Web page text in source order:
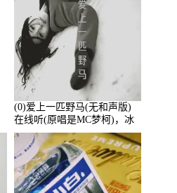
(0)爱上一匹野马(无和声版)
在线听(原唱是MC梦柯)，冰
鑫Asce演唱点播:178815次